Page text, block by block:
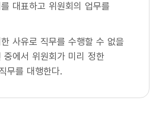
대표하고 위원회의 업무를
사유로 직무를 수행할 수 없을
중에서 위원회가 미리 정한
무를 대행한다.